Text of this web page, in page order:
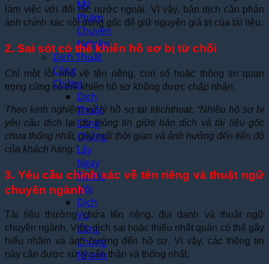
Mỹ
Phẩm
Chuyên
Nghiệp
Dịch Thuật
Công
Chứng
Dịch
Thuật
Công
Chứng
Lấy
Ngay
Tại Hà
Nội
Dịch
Vụ
Công
Chứng
Nhanh
làm việc với đối tác nước ngoài. Vì vậy, bản dịch cần phản
ánh chính xác nội dung gốc để giữ nguyên giá trị của tài liệu.
2. Sai sót có thể khiến hồ sơ bị từ chối
Chỉ một lỗi nhỏ về tên riêng, con số hoặc thông tin quan
trọng cũng có thể khiến hồ sơ không được chấp nhận.
Theo kinh nghiệm xử lý hồ sơ tại Idichthuat: “Nhiều hồ sơ bị
yêu cầu dịch lại do thông tin giữa bản dịch và tài liệu gốc
chưa thống nhất, gây mất thời gian và ảnh hưởng đến tiến độ
của khách hàng.”
3. Yêu cầu chính xác về tên riêng và thuật ngữ
chuyên ngành
Tài liệu thường chứa tên riêng, địa danh và thuật ngữ
chuyên ngành. Việc dịch sai hoặc thiếu nhất quán có thể gây
hiểu nhầm và ảnh hưởng đến hồ sơ. Vì vậy, các thông tin
này cần được xử lý cẩn thận và thống nhất.